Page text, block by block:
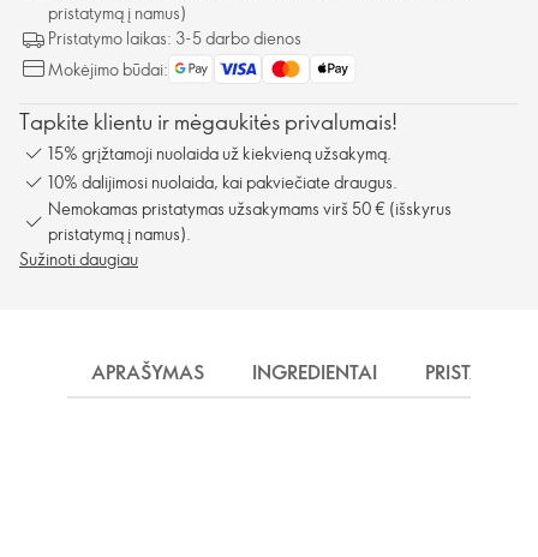
pristatymą į namus)
Pristatymo laikas: 3-5 darbo dienos
Mokėjimo būdai:
Tapkite klientu ir mėgaukitės privalumais!
15% grįžtamoji nuolaida už kiekvieną užsakymą.
10% dalijimosi nuolaida, kai pakviečiate draugus.
Nemokamas pristatymas užsakymams virš 50 € (išskyrus
pristatymą į namus).
Sužinoti daugiau
APRAŠYMAS INGREDIENTAI